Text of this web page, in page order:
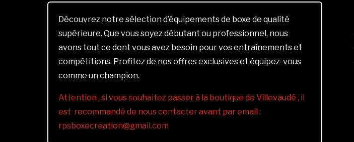
Découvrez notre sélection d’équipements de boxe de qualité
supérieure. Que vous soyez débutant ou professionnel, nous
avons tout ce dont vous avez besoin pour vos entraînements et
compétitions. Profitez de nos offres exclusives et équipez-vous
comme un champion.
Attention , si vous souhaitez passer à la boutique de Villevaudé , il
est recommandé de nous contacter avant par email :
rpsboxecreation@gmail.com